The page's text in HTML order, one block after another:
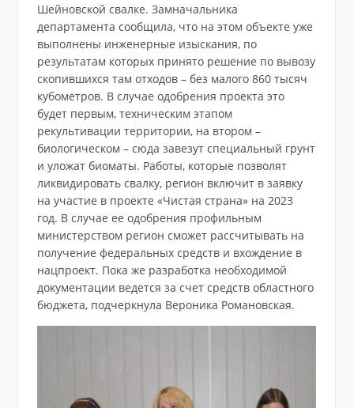
Шейновской свалке. Замначальника
департамента сообщила, что на этом объекте уже
выполнены инженерные изыскания, по
результатам которых принято решение по вывозу
скопившихся там отходов – без малого 860 тысяч
кубометров. В случае одобрения проекта это
будет первым, техническим этапом
рекультивации территории, на втором –
биологическом – сюда завезут специальный грунт
и уложат биоматы. Работы, которые позволят
ликвидировать свалку, регион включит в заявку
на участие в проекте «Чистая страна» на 2023
год. В случае ее одобрения профильным
министерством регион сможет рассчитывать на
получение федеральных средств и вхождение в
нацпроект. Пока же разработка необходимой
документации ведется за счет средств областного
бюджета, подчеркнула Вероника Романовская.